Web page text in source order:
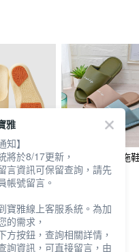
居家拖鞋-
任選
淬斂皮質家居拖
款任選
雅
知】
將於8/17更新，
言資訊可保留查詢，請先
帳號留言。
寶雅線上客服系統。為加
的需求，
方按鈕，查詢相關詳情，
詢資訊，可直接留言，由